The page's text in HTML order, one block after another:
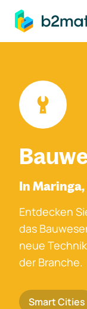
springen
In
Entdecken
das
neue
der Branche.
Smart Cities